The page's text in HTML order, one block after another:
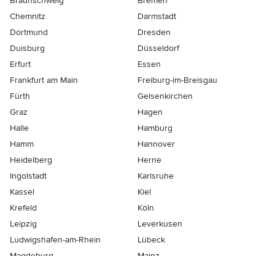
Chemnitz
Darmstadt
Dortmund
Dresden
Duisburg
Düsseldorf
Erfurt
Essen
Frankfurt am Main
Freiburg-im-Breisgau
Fürth
Gelsenkirchen
Graz
Hagen
Halle
Hamburg
Hamm
Hannover
Heidelberg
Herne
Ingolstadt
Karlsruhe
Kassel
Kiel
Krefeld
Köln
Leipzig
Leverkusen
Ludwigshafen-am-Rhein
Lübeck